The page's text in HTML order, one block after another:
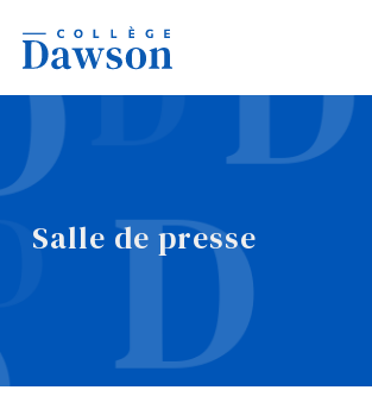
Salle de presse
Recherche sur
Recherche de
EN
Omnivox